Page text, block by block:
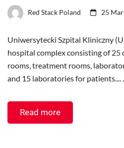
Red Stack Poland 25
Uniwersytecki Szpital Kliniczny
hospital complex consisting of 25
rooms, treatment rooms,
and 15 laboratories for patients....
Read more